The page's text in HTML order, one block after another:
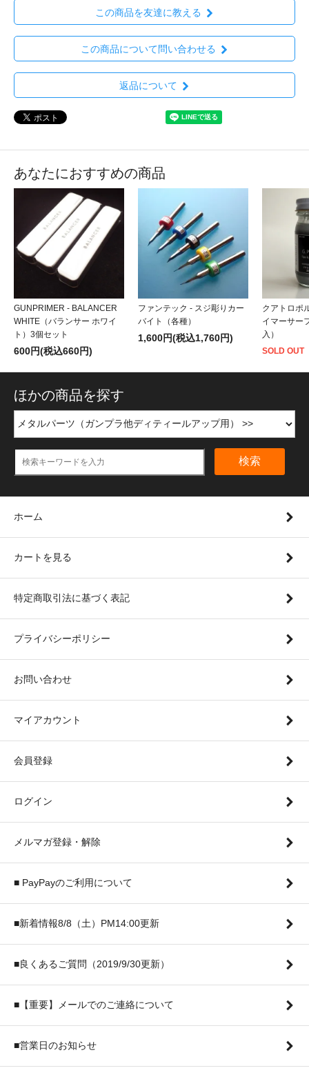
この商品を友達に教える
この商品について問い合わせる
返品について
あなたにおすすめの商品
GUNPRIMER - BALANCER
WHITE（バランサー ホワイ
ト）3個セット
600円(税込660円)
ファンテック - スジ彫りカー
バイト（各種）
1,600円(税込1,760円)
クアトロポ
イマーサー
入）
SOLD OUT
ほかの商品を探す
検索
ホーム
カートを見る
特定商取引法に基づく表記
プライバシーポリシー
お問い合わせ
マイアカウント
会員登録
ログイン
メルマガ登録・解除
■ PayPayのご利用について
■新着情報8/8（土）PM14:00更新
■良くあるご質問（2019/9/30更新）
■【重要】メールでのご連絡について
■営業日のお知らせ